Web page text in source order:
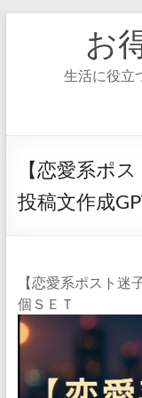
お
生活に役立
【恋愛系ポ
投稿文作成
【恋愛系ポスト迷
個ＳＥＴ